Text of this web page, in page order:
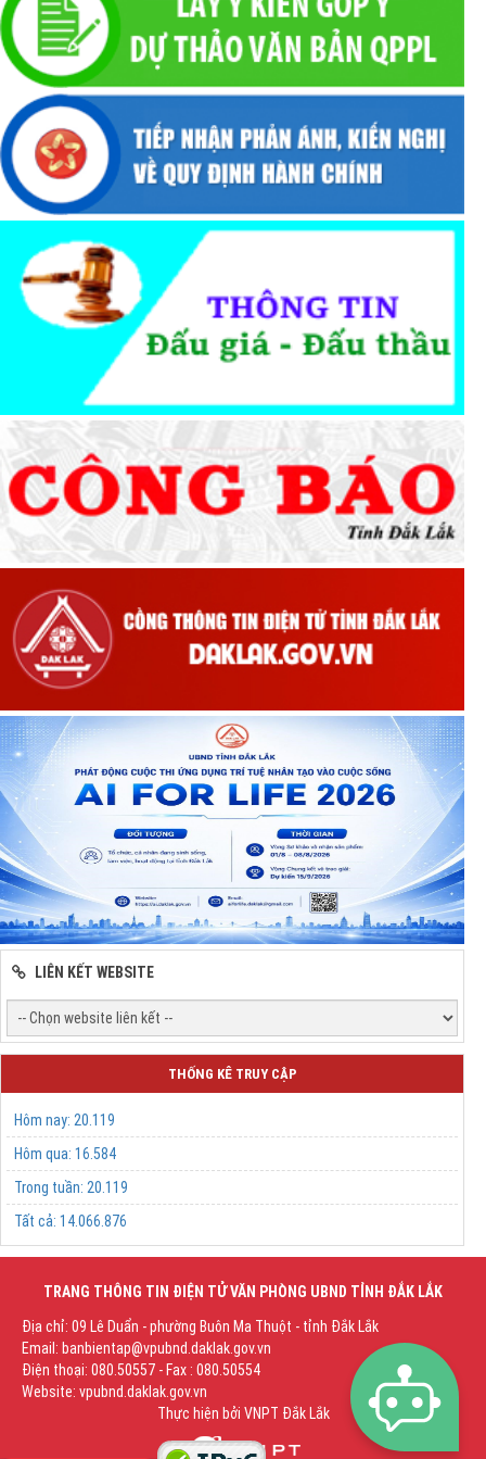
LIÊN KẾT WEBSITE
THỐNG KÊ TRUY CẬP
Hôm nay: 20.119
Hôm qua: 16.584
Trong tuần: 20.119
Tất cả: 14.066.876
TRANG THÔNG TIN ĐIỆN TỬ VĂN PHÒNG UBND TỈNH ĐẮK LẮK
Địa chỉ: 09 Lê Duẩn - phường Buôn Ma Thuột - tỉnh Đắk Lắk
Email: banbientap@vpubnd.daklak.gov.vn
Điện thoại: 080.50557 - Fax : 080.50554
Website: vpubnd.daklak.gov.vn
Thực hiện bởi VNPT Đắk Lắk